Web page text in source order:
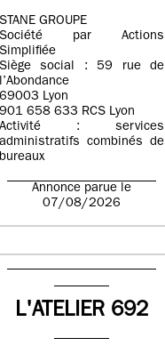
STANE GROUPE
Société par Actions
Simplifiée
Siège social : 59 rue de
l’Abondance
69003 Lyon
901 658 633 RCS Lyon
Activité : services
administratifs combinés de
bureaux
Annonce parue le
07/08/2026
L'ATELIER 692